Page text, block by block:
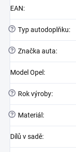
EAN:
? Typ autodoplňku:
? Značka auta:
Model Opel :
? Rok výroby:
? Materiál :
Dílů v sadě: